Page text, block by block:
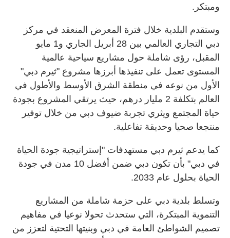
ومبتكر .
وستقدم البلدية خلال فترة المعرض المنعقد في مركز
دبي التجاري العالمي بين 28 أبريل الجاري و1 مايو
المقبل، رؤى شاملة حول مشاريع سياحية عالمية
المستوى تعمل على تنفيذها أبرزها مشروع "ثيرم دبي"
الأول من نوعه في منطقة الشرق الأوسط والأطول في
العالم بتكلفة 2 مليار درهم، حيث يرتقي المشروع بجودة
حياة المجتمع ويثري تجربة ضيوف دبي من خلال توفير
منتجعا صحيا وحديقة تفاعلية.
كما يدعم ثيرم دبي مستهدفات "إستراتيجية جودة الحياة
في دبي" بأن تكون دبي ضمن أفضل 10 مدن في جودة
الحياة بحلول عام 2033
.
وتسلط بلدية دبي على حزمة شاملة من المشاريع
التنموية المبتكرة، التي ستحدث تحولا نوعيا في مفاهيم
تصميم الشواطئ العامة في دبي وبنيتها التحتية لتعزز من